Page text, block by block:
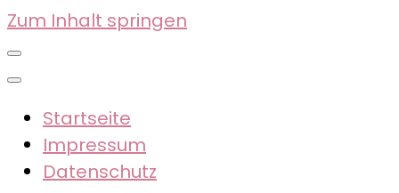
Zum Inhalt springen
Startseite
Impressum
Datenschutz